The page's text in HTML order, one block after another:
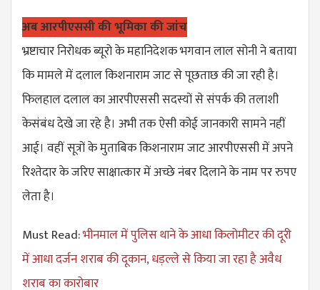
अब आरपीएससी की भूमिका की जांच
भ्रष्टाचार निरोधक ब्यूरो के महानिदेशक भगवान लाल सोनी ने बताया
कि मामले में दलाल किशनाराम जाट से पूछताछ की जा रही है।
फिलहाल दलाल का आरपीएससी सदस्यों से संपर्क की तलाशी
केसंबंध देखे जा रहे है। अभी तक ऐसी कोई जानकारी सामने नहीं
आई। वहीं सूत्रों के मुताबिक किशनाराम जाट आरपीएससी में अपने
रिश्तेदार के जरिए साक्षात्कार में अच्छे नंबर दिलाने के नाम पर रुपए
लेता है।
Must Read:भीनमाल में पुलिस थाने के आधा किलोमीटर की दूरी
में आधा दर्जन शराब की दूकान, धड़ल्ले से किया जा रहा है अवैध
शराब का कारोबार